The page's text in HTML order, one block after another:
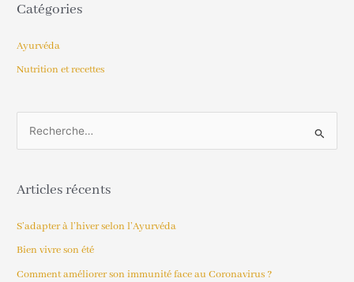
Catégories
Ayurvéda
Nutrition et recettes
e
Articles récents
S’adapter à l’hiver selon l’Ayurvéda
Bien vivre son été
Comment améliorer son immunité face au Coronavirus ?